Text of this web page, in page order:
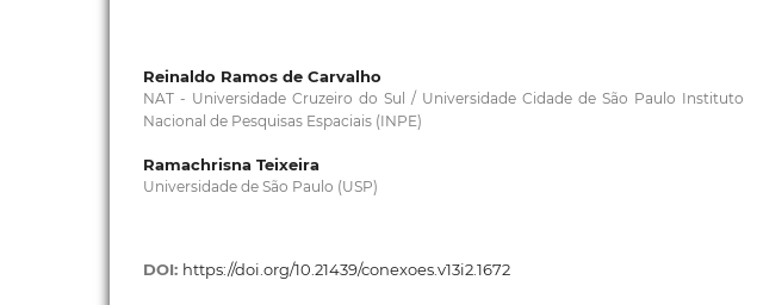
Reinaldo Ramos de Carvalho
NAT - Universidade Cruzeiro do Sul / Universidade Cidade de São Paulo Instituto
Nacional de Pesquisas Espaciais (INPE)
Ramachrisna Teixeira
Universidade de São Paulo (USP)
DOI: https://doi.org/10.21439/conexoes.v13i2.1672